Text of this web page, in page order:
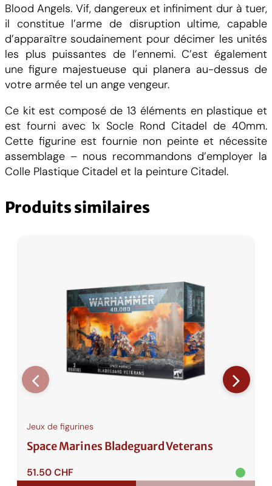
n
g
e
l
s
T
h
e
S
a
n
i
Blood Angels. Vif, dangereux et infiniment dur à tuer,
il constitue l’arme de disruption ultime, capable
d’apparaître soudainement pour décimer les unités
les plus puissantes de l’ennemi. C’est également
une figure majestueuse qui planera au-dessus de
votre armée tel un ange vengeur.
Ce kit est composé de 13 éléments en plastique et
est fourni avec 1x Socle Rond Citadel de 40mm.
Cette figurine est fournie non peinte et nécessite
assemblage – nous recommandons d’employer la
Colle Plastique Citadel et la peinture Citadel.
Produits similaires
Jeux de figurines
Space Marines Bladeguard Veterans
51.50CHF